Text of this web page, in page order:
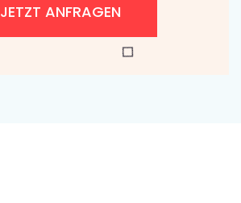
JETZT ANFRAGEN